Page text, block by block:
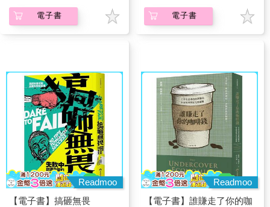
電子書 電子書
Readmoo
【電子書】搞砸無畏
Readmoo
【電子書】誰賺走了你的咖